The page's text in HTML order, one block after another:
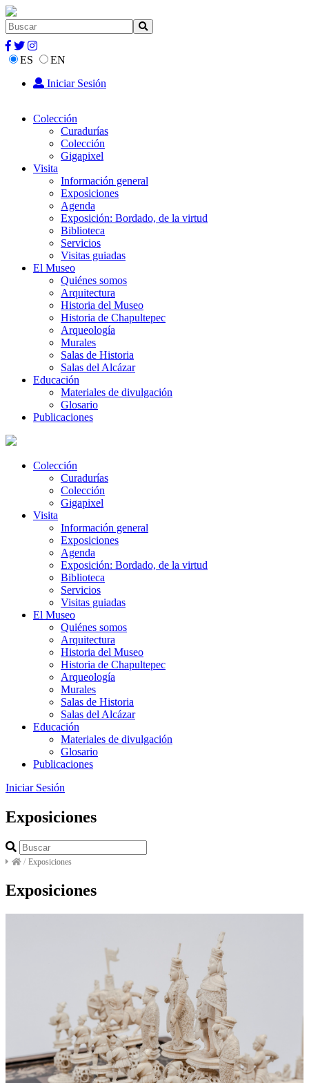
ES
EN
Iniciar Sesión
Colección
Curadurías
Colección
Gigapixel
Visita
Información general
Exposiciones
Agenda
Exposición: Bordado, de la virtud
Biblioteca
Servicios
Visitas guiadas
El Museo
Quiénes somos
Arquitectura
Historia del Museo
Historia de Chapultepec
Arqueología
Murales
Salas de Historia
Salas del Alcázar
Educación
Materiales de divulgación
Glosario
Publicaciones
Colección
Curadurías
Colección
Gigapixel
Visita
Información general
Exposiciones
Agenda
Exposición: Bordado, de la virtud
Biblioteca
Servicios
Visitas guiadas
El Museo
Quiénes somos
Arquitectura
Historia del Museo
Historia de Chapultepec
Arqueología
Murales
Salas de Historia
Salas del Alcázar
Educación
Materiales de divulgación
Glosario
Publicaciones
Iniciar Sesión
Exposiciones
/ Exposiciones
Exposiciones